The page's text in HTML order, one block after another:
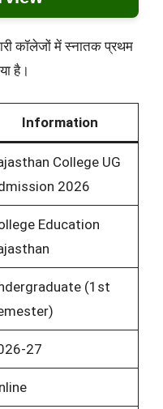
कॉलेजों में स्नातक प्रथम
है।
Information
College UG
2026
Education
(1st
27